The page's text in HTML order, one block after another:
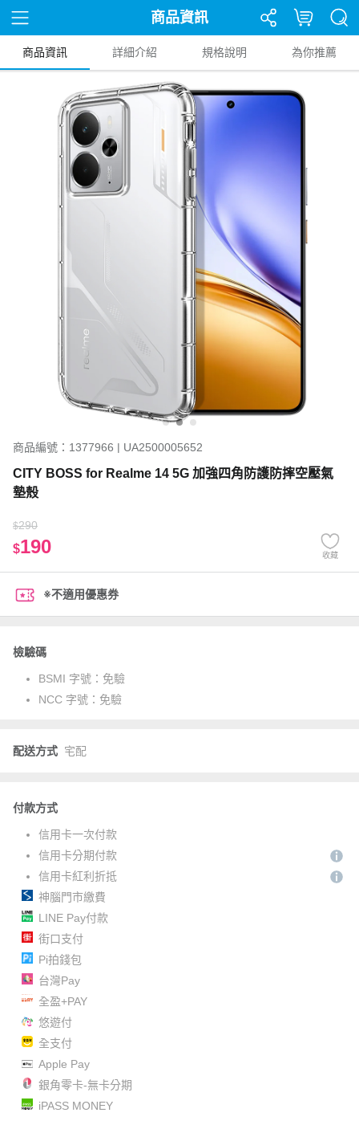
商品資訊
商品資訊 詳細介紹 規格說明 為你推薦
商品編號：1377966 | UA2500005652
CITY BOSS for Realme 14 5G 加強四角防護防摔空壓氣
墊殼
$290
$190 收藏
※不適用優惠券
檢驗碼
BSMI 字號： 免驗
NCC 字號： 免驗
配送方式 宅配
付款方式
信用卡一次付款
信用卡分期付款
信用卡紅利折抵
神腦門市繳費
LINE Pay付款
街口支付
Pi拍錢包
台灣Pay
全盈+PAY
悠遊付
全支付
Apple Pay
銀角零卡-無卡分期
iPASS MONEY